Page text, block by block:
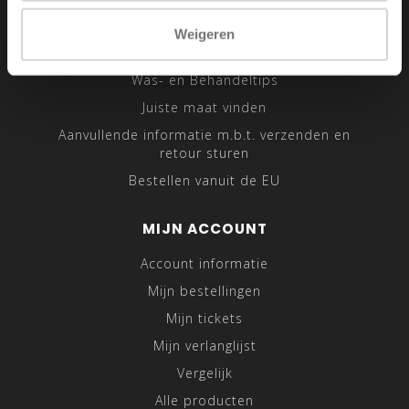
Weigeren
Sitemap
Was- en Behandeltips
Juiste maat vinden
Aanvullende informatie m.b.t. verzenden en
retour sturen
Bestellen vanuit de EU
MIJN ACCOUNT
Account informatie
Mijn bestellingen
Mijn tickets
Mijn verlanglijst
Vergelijk
Alle producten